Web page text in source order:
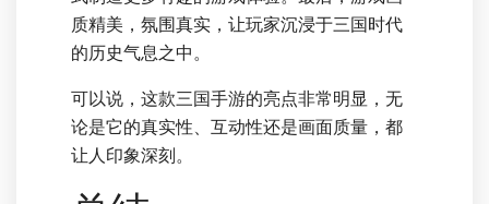
质精美，氛围真实，让玩家沉浸于三国时代
的历史气息之中。
可以说，这款三国手游的亮点非常明显，无
论是它的真实性、互动性还是画面质量，都
让人印象深刻。